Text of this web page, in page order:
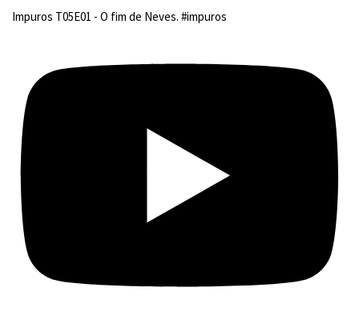
Impuros T05E01 - O fim de Neves. #impuros